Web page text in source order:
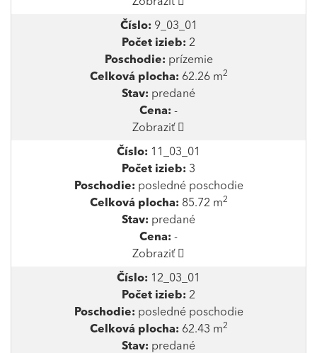
Číslo:9_03_01
Počet izieb: 2
Poschodie:prízemie
Celková plocha: 62.26 m2
Stav: predané
Cena: -
Zobraziť
Číslo: 11_03_01
Počet izieb: 3
Poschodie:posledné poschodie
Celková plocha: 85.72 m2
Stav: predané
Cena: -
Zobraziť
Číslo: 12_03_01
Počet izieb: 2
Poschodie:posledné poschodie
Celková plocha: 62.43 m2
Stav: predané